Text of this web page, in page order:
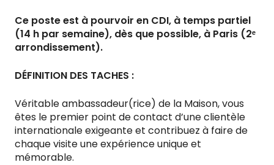
Ce poste est à pourvoir en CDI, à temps partiel
(14 h par semaine), dès que possible, à Paris (2ᵉ
arrondissement).
DÉFINITION DES TACHES :
Véritable ambassadeur(rice) de la Maison, vous
êtes le premier point de contact d’une clientèle
internationale exigeante et contribuez à faire de
chaque visite une expérience unique et
mémorable.